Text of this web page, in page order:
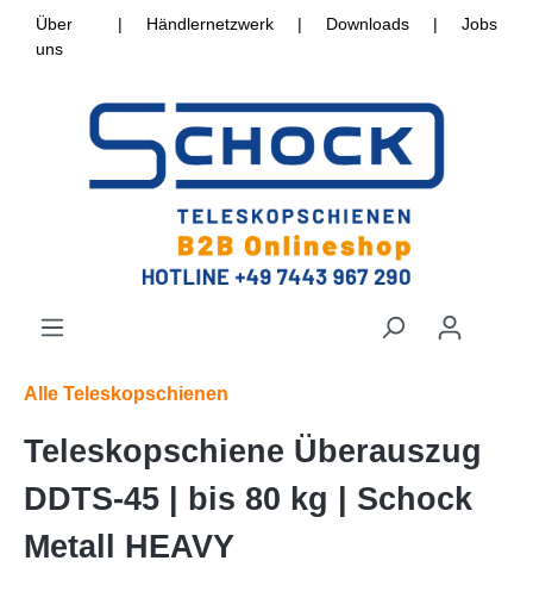
Über
uns
| Händlernetzwerk | Downloads | Jobs
Alle Teleskopschienen
Teleskopschiene Überauszug
DDTS-45 | bis 80 kg | Schock
Metall HEAVY